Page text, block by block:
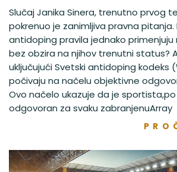
Slučaj Janika Sinera, trenutno prvog
pokrenuo je zanimljiva pravna pitanja.
antidoping pravila jednako
bez obzira na njihov trenutni status?
uključujući Svetski antidoping kodeks
počivaju na načelu objektivne
Ovo načelo ukazuje da je sportista,po
odgovoran za svaku zabranjenuArray